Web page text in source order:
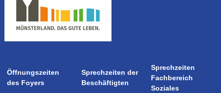
Öffnungszeiten
des Foyers
Sprechzeiten der
Beschäftigten
Sprechzeiten
Fachbereich
Soziales